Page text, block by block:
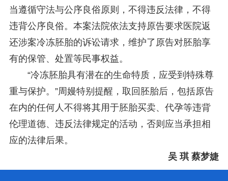
当遵循守法与公序良俗原则，不得违反法律，不得
违背公序良俗。本案法院依法支持原告要求医院返
还涉案冷冻胚胎的诉讼请求，维护了原告对胚胎享
有的保管、处置等民事权益。
“冷冻胚胎具有潜在的生命特质，应受到特殊尊
重与保护。”周嫚特别提醒，取回胚胎后，包括原告
在内的任何人不得将其用于胚胎买卖、代孕等违背
伦理道德、违反法律规定的活动，否则应当承担相
应的法律后果。
吴 琪 蔡梦婕